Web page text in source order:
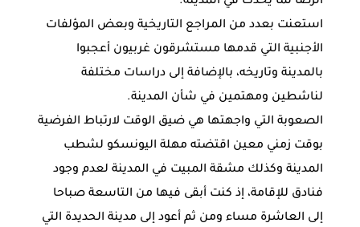
استعنت بعدد من المراجع التاريخية وبعض المؤلفات
الأجنبية التي قدمها مستشرقون غربيون أعجبوا
بالمدينة وتاريخه، بالإضافة إلى دراسات مختلفة
لناشطين ومهتمين في شأن المدينة.
الصعوبة التي واجهتها هي ضيق الوقت لارتباط الفرضية
بوقت زمني معين اقتضته مهلة اليونسكو لشطب
المدينة وكذلك مشقة المبيت في المدينة لعدم وجود
فنادق للإقامة، إذ كنت أبقى فيها من التاسعة صباحا
إلى العاشرة مساء ومن ثم أعود إلى مدينة الحديدة التي